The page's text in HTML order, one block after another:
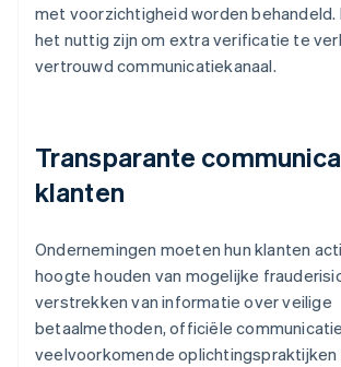
met voorzichtigheid worden behandeld.
het nuttig zijn om extra verificatie te
vertrouwd communicatiekanaal.
Transparante
klanten
Ondernemingen moeten hun klanten
hoogte houden van mogelijke
verstrekken van informatie over veilige
betaalmethoden, officiële
veelvoorkomende oplichtingspraktijken